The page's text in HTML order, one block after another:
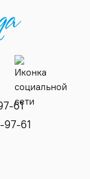
61
97-61